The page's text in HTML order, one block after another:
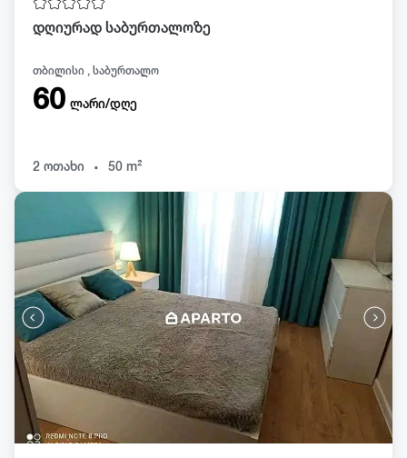
დღიურად საბურთალოზე
თბილისი , საბურთალო
60 ლარი/დღე
2 ოთახი . 50 m²